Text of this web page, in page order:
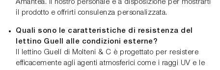
Amantea. Il nostro personale è a disposizione per mostrarti
il prodotto e offrirti consulenza personalizzata.
Quali sono le caratteristiche di resistenza del
lettino Guell alle condizioni esterne?
Il lettino Guell di Molteni & C è progettato per resistere
efficacemente agli agenti atmosferici come i raggi UV e le